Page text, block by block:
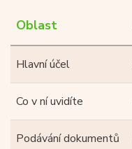
Oblast
Hlavní účel
Co v ní uvidíte
Podávání dokumentů